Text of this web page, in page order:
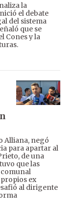
la
el debate
del sistema
que se
Cones y la
Alliana, negó
para apartar al
de una
que las
comunal
ex
al dirigente